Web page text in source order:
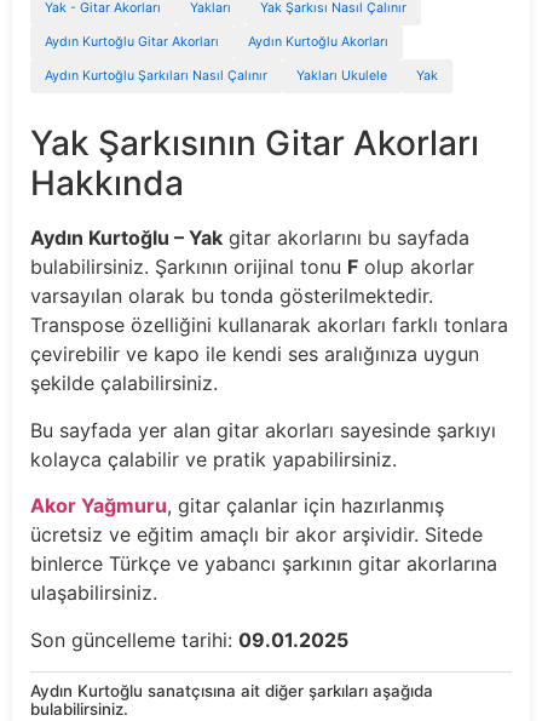
Yak - Gitar Akorları Yakları Yak Şarkısı Nasıl Çalınır
Aydın Kurtoğlu Gitar Akorları Aydın Kurtoğlu Akorları
Aydın Kurtoğlu Şarkıları Nasıl Çalınır Yakları Ukulele Yak
Yak Şarkısının Gitar Akorları
Hakkında
Aydın Kurtoğlu – Yak gitar akorlarını bu sayfada
bulabilirsiniz. Şarkının orijinal tonu F olup akorlar
varsayılan olarak bu tonda gösterilmektedir.
Transpose özelliğini kullanarak akorları farklı tonlara
çevirebilir ve kapo ile kendi ses aralığınıza uygun
şekilde çalabilirsiniz.
Bu sayfada yer alan gitar akorları sayesinde şarkıyı
kolayca çalabilir ve pratik yapabilirsiniz.
Akor Yağmuru, gitar çalanlar için hazırlanmış
ücretsiz ve eğitim amaçlı bir akor arşividir. Sitede
binlerce Türkçe ve yabancı şarkının gitar akorlarına
ulaşabilirsiniz.
Son güncelleme tarihi: 09.01.2025
Aydın Kurtoğlu sanatçısına ait diğer şarkıları aşağıda
bulabilirsiniz.